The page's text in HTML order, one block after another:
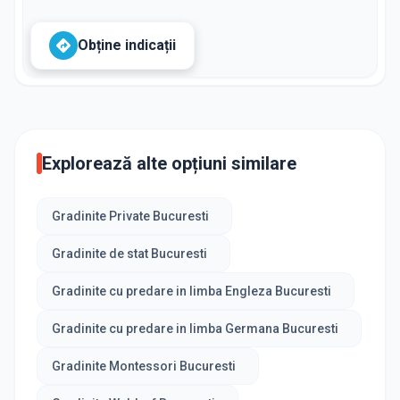
Obține indicații
Explorează alte opțiuni similare
Gradinite Private Bucuresti
Gradinite de stat Bucuresti
Gradinite cu predare in limba Engleza Bucuresti
Gradinite cu predare in limba Germana Bucuresti
Gradinite Montessori Bucuresti